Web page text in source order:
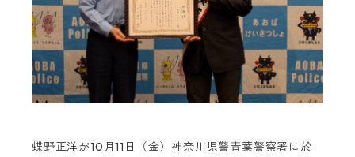
蝶野正洋が10月11日（金）神奈川県警青葉警察署に於